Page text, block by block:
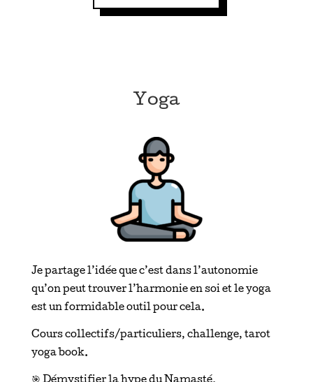
Yoga
Je partage l’idée que c’est dans l’autonomie
qu’on peut trouver l’harmonie en soi et le yoga
est un formidable outil pour cela.
Cours collectifs/particuliers, challenge, tarot
yoga book.